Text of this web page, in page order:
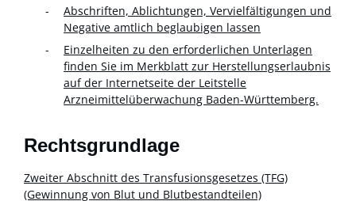
Abschriften, Ablichtungen, Vervielfältigungen und
Negative amtlich beglaubigen lassen
Einzelheiten zu den erforderlichen Unterlagen
finden Sie im Merkblatt zur Herstellungserlaubnis
auf der Internetseite der Leitstelle
Arzneimittelüberwachung Baden-Württemberg.
Rechtsgrundlage
Zweiter Abschnitt des Transfusionsgesetzes (TFG)
(Gewinnung von Blut und Blutbestandteilen)